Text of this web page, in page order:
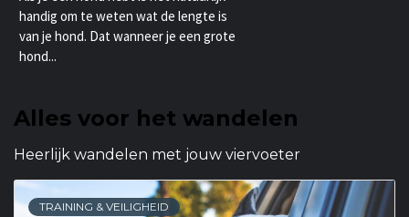
handig om te weten wat de lengte is
van je hond. Dat wanneer je een grote
hond...
Alles voor het wandelen
Heerlijk wandelen met jouw viervoeter
TRAINING & VEILIGHEID